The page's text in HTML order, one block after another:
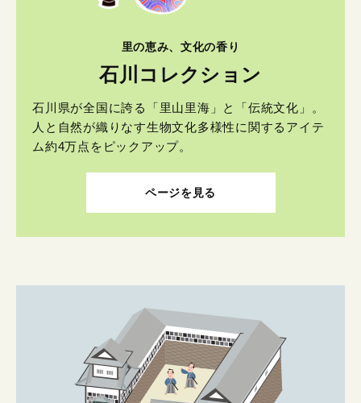
里の恵み、文化の香り
石川コレクション
石川県が全国に誇る「里山里海」と「伝統文化」。
人と自然が織りなす生物文化多様性に関するアイテ
ム約4万点をピックアップ。
ページを見る